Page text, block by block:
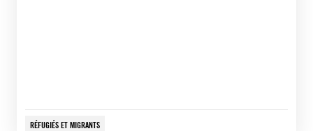
RÉFUGIÉS ET MIGRANTS